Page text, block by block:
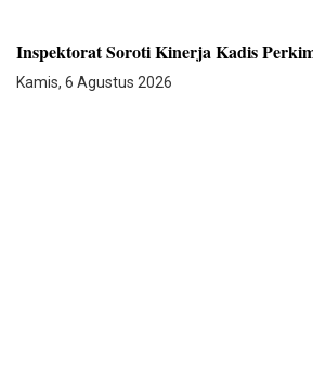
Inspektorat Soroti Kinerja Kadis
Kamis, 6 Agustus 2026